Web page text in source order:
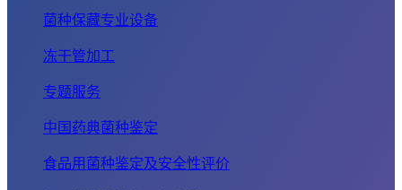
菌种保藏专业设备
冻干管加工
专题服务
中国药典菌种鉴定
食品用菌种鉴定及安全性评价